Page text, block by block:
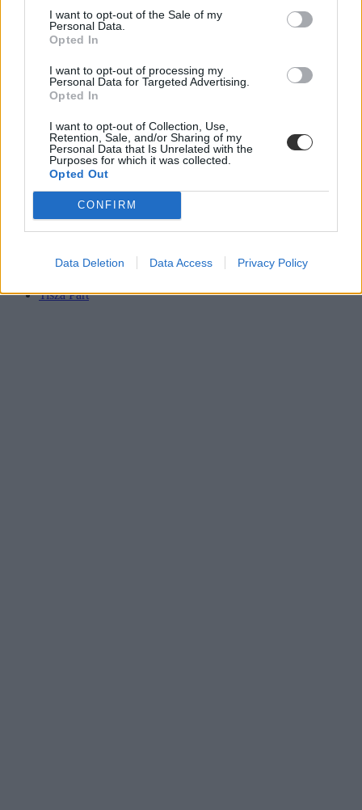
I want to opt-out of the Sale of my
Personal Data.
Opted In
I want to opt-out of processing my
Personal Data for Targeted Advertising.
Opted In
I want to opt-out of Collection, Use,
Retention, Sale, and/or Sharing of my
Personal Data that Is Unrelated with the
Purposes for which it was collected.
Opted Out
CONFIRM
Data Deletion Data Access Privacy Policy
Lannert Judit
Tisza Párt